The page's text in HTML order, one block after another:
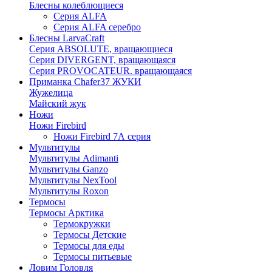
Блесны колеблющиеся
Серия ALFA
Серия ALFA серебро
Блесны LarvaCraft
Серия ABSOLUTE, вращающиеся
Серия DIVERGENT, вращающаяся
Серия PROVOCATEUR. вращающаяся
Приманка Chafer37 ЖУКИ
Жужелица
Майский жук
Ножи
Ножи Firebird
Ножи Firebird 7А серия
Мультитулы
Мультитулы Adimanti
Мультитулы Ganzo
Мультитулы NexTool
Мультитулы Roxon
Термосы
Термосы Арктика
Термокружки
Термосы Детские
Термосы для еды
Термосы питьевые
Ловим Головля